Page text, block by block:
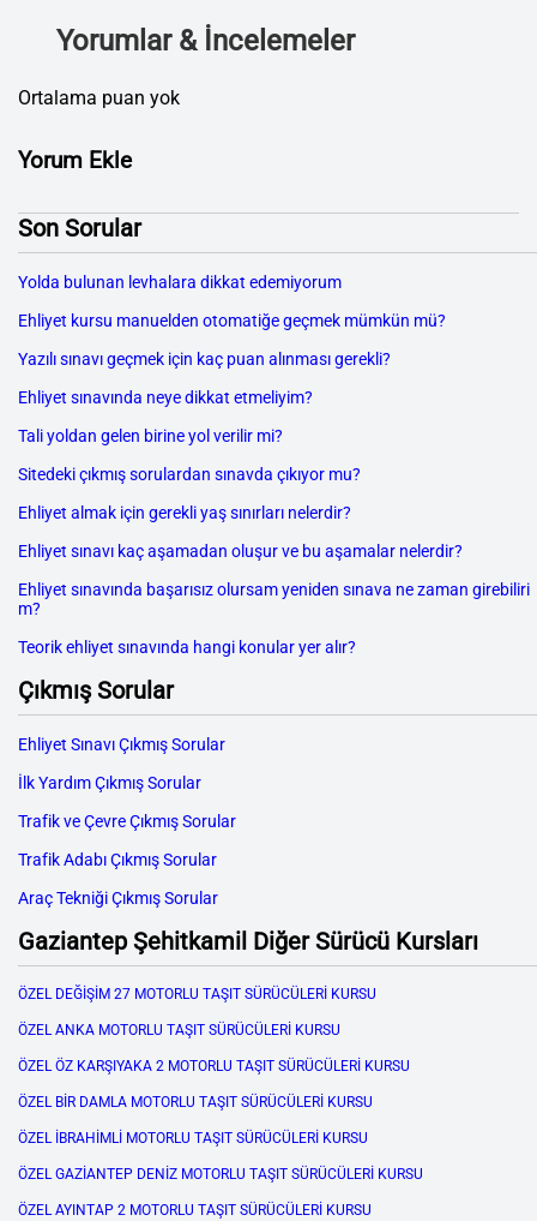
Yorumlar & İncelemeler
Ortalama puan yok
Yorum Ekle
Son Sorular
Yolda bulunan levhalara dikkat edemiyorum
Ehliyet kursu manuelden otomatiğe geçmek mümkün mü?
Yazılı sınavı geçmek için kaç puan alınması gerekli?
Ehliyet sınavında neye dikkat etmeliyim?
Tali yoldan gelen birine yol verilir mi?
Sitedeki çıkmış sorulardan sınavda çıkıyor mu?
Ehliyet almak için gerekli yaş sınırları nelerdir?
Ehliyet sınavı kaç aşamadan oluşur ve bu aşamalar nelerdir?
Ehliyet sınavında başarısız olursam yeniden sınava ne zaman girebiliri
m?
Teorik ehliyet sınavında hangi konular yer alır?
Çıkmış Sorular
Ehliyet Sınavı Çıkmış Sorular
İlk Yardım Çıkmış Sorular
Trafik ve Çevre Çıkmış Sorular
Trafik Adabı Çıkmış Sorular
Araç Tekniği Çıkmış Sorular
Gaziantep Şehitkamil Diğer Sürücü Kursları
ÖZEL DEĞİŞİM 27 MOTORLU TAŞIT SÜRÜCÜLERİ KURSU
ÖZEL ANKA MOTORLU TAŞIT SÜRÜCÜLERİ KURSU
ÖZEL ÖZ KARŞIYAKA 2 MOTORLU TAŞIT SÜRÜCÜLERİ KURSU
ÖZEL BİR DAMLA MOTORLU TAŞIT SÜRÜCÜLERİ KURSU
ÖZEL İBRAHİMLİ MOTORLU TAŞIT SÜRÜCÜLERİ KURSU
ÖZEL GAZİANTEP DENİZ MOTORLU TAŞIT SÜRÜCÜLERİ KURSU
ÖZEL AYINTAP 2 MOTORLU TAŞIT SÜRÜCÜLERİ KURSU